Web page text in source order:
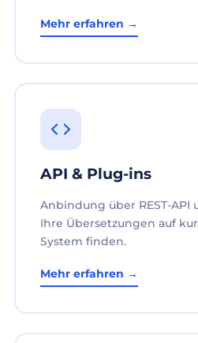
Mehr erfahren →
API & Plug-ins
Anbindung über REST-API
Ihre Übersetzungen auf
System finden.
Mehr erfahren →